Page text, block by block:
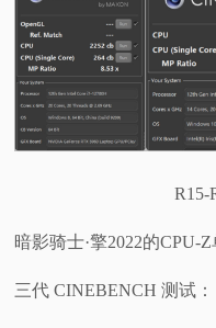
R15-
暗影骑士·擎2022的CPU-
三代 CINEBENCH 测试：